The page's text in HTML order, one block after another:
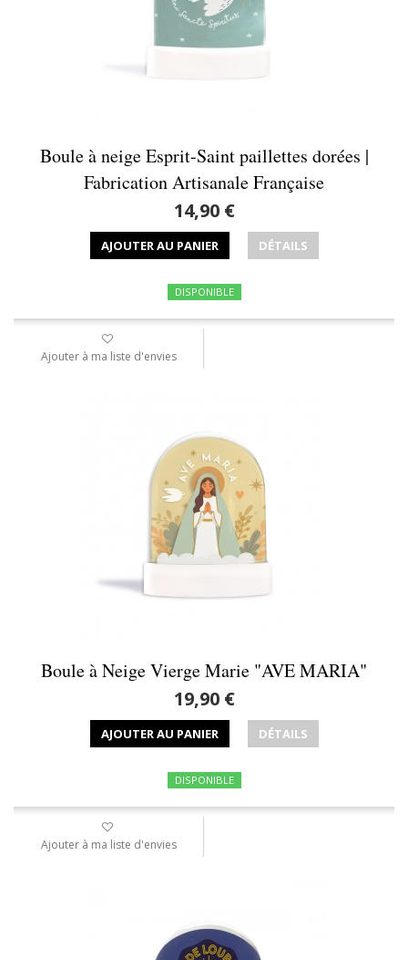
Boule à neige Esprit-Saint paillettes dorées |
Fabrication Artisanale Française
14,90 €
AJOUTER AU PANIER DÉTAILS
DISPONIBLE
Ajouter à ma liste d'envies
Boule à Neige Vierge Marie "AVE MARIA"
19,90 €
AJOUTER AU PANIER DÉTAILS
DISPONIBLE
Ajouter à ma liste d'envies